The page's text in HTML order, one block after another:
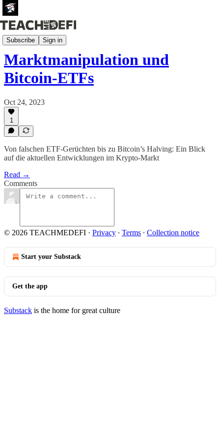
Subscribe Sign in
Newsletter (German)
Marktmanipulation und
Bitcoin-ETFs
Oct 24, 2023
1
Von falschen ETF-Gerüchten bis zu Bitcoin’s Halving: Ein Blick
auf die aktuellen Entwicklungen im Krypto-Markt
Read →
Comments
© 2026 TEACHMEDEFI · Privacy ∙ Terms ∙ Collection notice
Start your Substack
Get the app
Substack is the home for great culture